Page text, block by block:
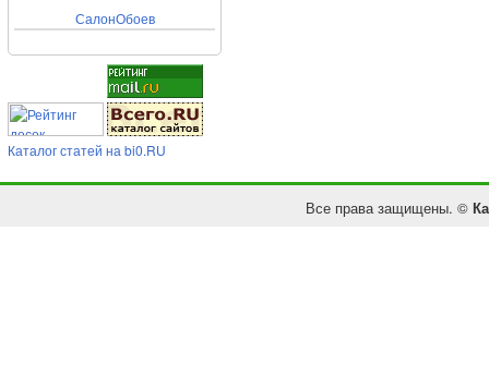
СалонОбоев
Каталог статей на bi0.RU
Все права защищены. ©